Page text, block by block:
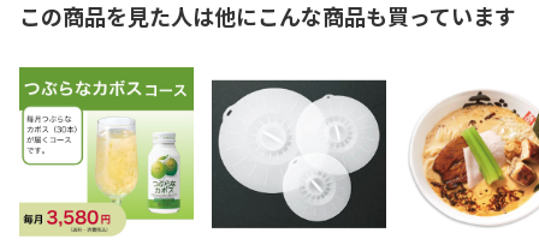
この商品を見た人は他にこんな商品も買っています